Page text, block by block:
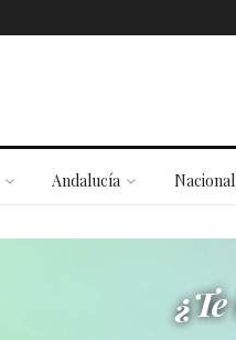
Andalucía Nacional